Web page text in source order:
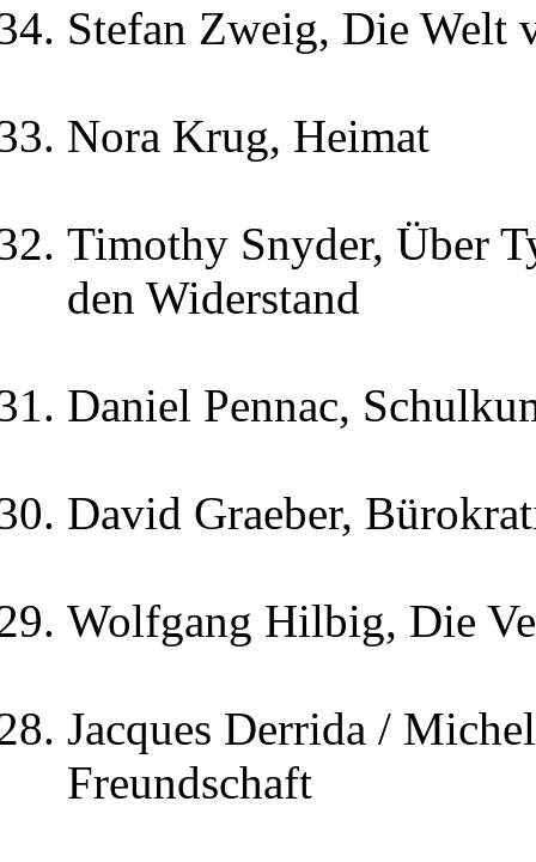
Stefan Zweig, Die Welt
Nora Krug, Heimat
Timothy Snyder, Über
den Widerstand
Daniel Pennac,
David Graeber,
Wolfgang Hilbig, Die
Jacques Derrida /
Freundschaft